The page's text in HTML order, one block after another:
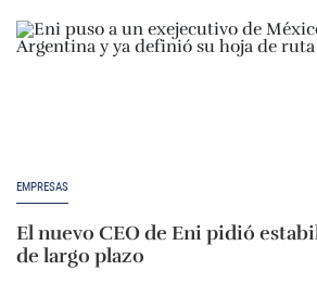
EMPRESAS
El nuevo CEO de Eni pidió
de largo plazo